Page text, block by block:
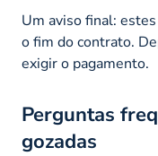
Um aviso final:
o fim do contrato.
exigir o pagamento.
Perguntas
gozadas